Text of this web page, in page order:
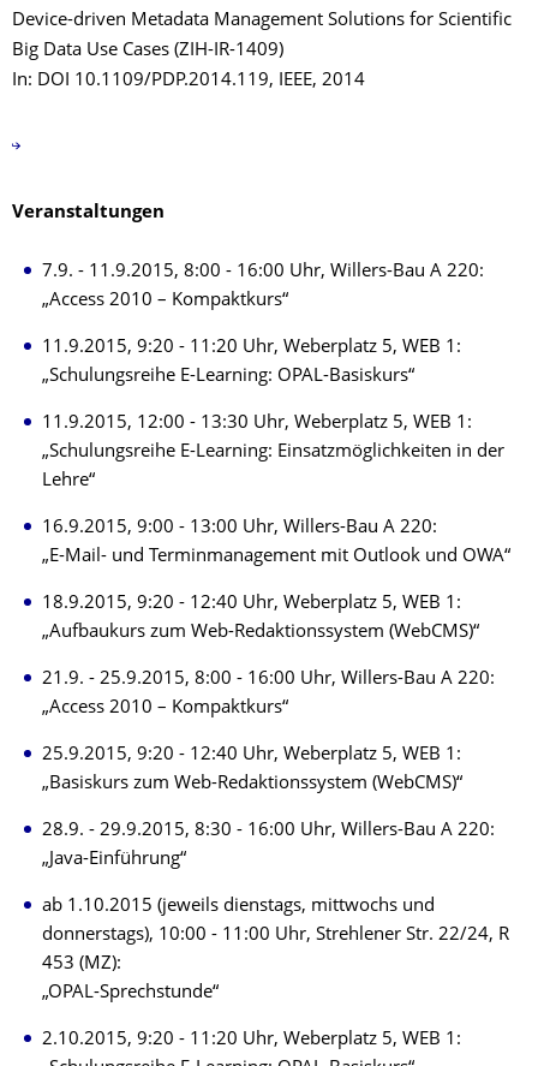
Device-driven Metadata Management Solutions for Scientific
Big Data Use Cases (ZIH-IR-1409)
In: DOI 10.1109/PDP.2014.119, IEEE, 2014
Veranstaltungen
7.9. - 11.9.2015, 8:00 - 16:00 Uhr, Willers-Bau A 220:
„Access 2010 – Kompaktkurs“
11.9.2015, 9:20 - 11:20 Uhr, Weberplatz 5, WEB 1:
„Schulungsreihe E-Learning: OPAL-Basiskurs“
11.9.2015, 12:00 - 13:30 Uhr, Weberplatz 5, WEB 1:
„Schulungsreihe E-Learning: Einsatzmöglichkeiten in der
Lehre“
16.9.2015, 9:00 - 13:00 Uhr, Willers-Bau A 220:
„E-Mail- und Terminmanagement mit Outlook und OWA“
18.9.2015, 9:20 - 12:40 Uhr, Weberplatz 5, WEB 1:
„Aufbaukurs zum Web-Redaktionssystem (WebCMS)“
21.9. - 25.9.2015, 8:00 - 16:00 Uhr, Willers-Bau A 220:
„Access 2010 – Kompaktkurs“
25.9.2015, 9:20 - 12:40 Uhr, Weberplatz 5, WEB 1:
„Basiskurs zum Web-Redaktionssystem (WebCMS)“
28.9. - 29.9.2015, 8:30 - 16:00 Uhr, Willers-Bau A 220:
„Java-Einführung“
ab 1.10.2015 (jeweils dienstags, mittwochs und
donnerstags), 10:00 - 11:00 Uhr, Strehlener Str. 22/24, R
453 (MZ):
„OPAL-Sprechstunde“
2.10.2015, 9:20 - 11:20 Uhr, Weberplatz 5, WEB 1: